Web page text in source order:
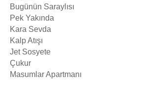
Bugünün Saraylısı
Pek Yakında
Kara Sevda
Kalp Atışı
Jet Sosyete
Çukur
Masumlar Apartmanı